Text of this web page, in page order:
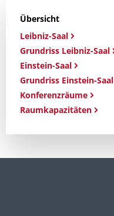
Übersicht
Leibniz-Saal
Grundriss Leibniz-Saal
Einstein-Saal
Grundriss Einstein-Saal
Konferenzräume
Raumkapazitäten